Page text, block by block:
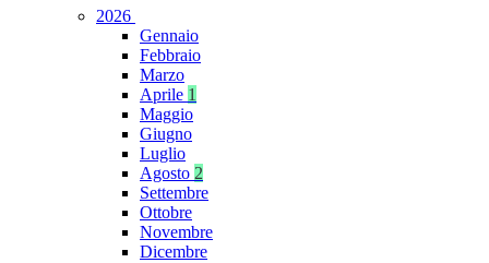
2026
Gennaio
Febbraio
Marzo
Aprile 1
Maggio
Giugno
Luglio
Agosto 2
Settembre
Ottobre
Novembre
Dicembre